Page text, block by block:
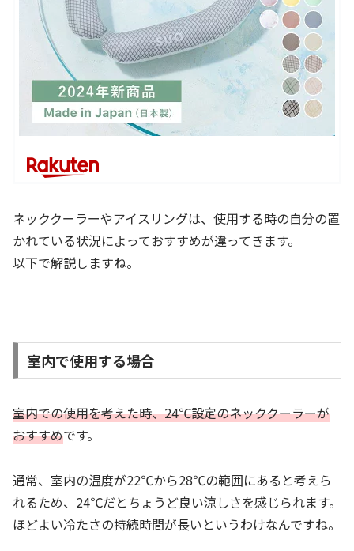
ネッククーラーやアイスリングは、使用する時の自分の置
かれている状況によっておすすめが違ってきます。
以下で解説しますね。
室内で使用する場合
室内での使用を考えた時、24℃設定のネッククーラーが
おすすめです。
通常、室内の温度が22℃から28℃の範囲にあると考えら
れるため、24℃だとちょうど良い涼しさを感じられます。
ほどよい冷たさの持続時間が長いというわけなんですね。